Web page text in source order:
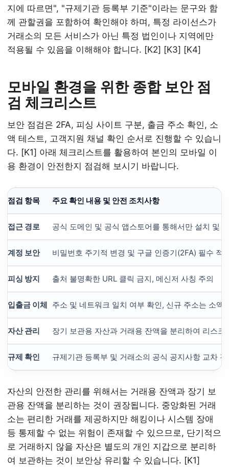
지에 따르면", "규제기관 등록부 기준"이라는 문구와 함
께 관할권을 포함하여 확인해야 하며, 특정 라이선스가
거래소의 모든 서비스가 아닌 특정 법인이나 지역에만
적용될 수 있음을 이해해야 합니다. [K2] [K3] [K4]
모바일 환경을 위한 종합 보안 점
검 체크리스트
보안 점검은 2FA, 피싱 사이트 구분, 출금 주소 확인, 소
액 테스트, 고객지원 채널 확인 순서로 진행할 수 있습니
다. [K1] 아래 체크리스트를 활용하여 본인의 모바일 이
용 환경이 안전한지 점검해 보시기 바랍니다.
점검 항목 주요 확인 내용 및 안전 조치사항
접근 경로 공식 도메인 및 공식 앱스토어를 통해서만 설치 및
계정 보안 비밀번호 주기적 변경 및 구글 인증기(2FA) 필수 적
피싱 방지 출처 불명확한 URL 클릭 금지, 메신저 사칭 주의
입출금 이체 주소 및 네트워크 일치 여부 확인, 신규 주소는 소액
자산 관리 장기 보관용 자산과 거래용 잔액을 분리하여 리스크
규제 확인 규제기관 등록부 및 거래소의 공식 공지사항 교차
자산의 안전한 관리를 위해서는 거래용 잔액과 장기 보
관용 잔액을 분리하는 것이 권장됩니다. 중앙화된 거래
소는 편리한 거래를 제공하지만 해킹이나 시스템 장애
등 통제할 수 없는 위험이 존재할 수 있으므로, 단기적으
로 거래하지 않을 자산은 별도의 개인 지갑으로 분리하
여 보관하는 것이 보안상 유리할 수 있습니다. [K1]